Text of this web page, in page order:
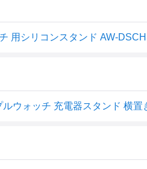
用シリコンスタンド AW-